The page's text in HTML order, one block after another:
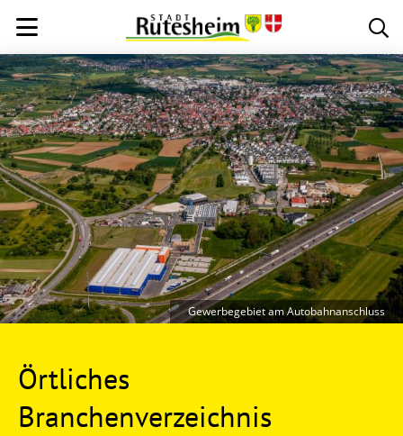
Örtliches
Branchenverzeichnis
Gewerbegebiet am Autobahnanschluss